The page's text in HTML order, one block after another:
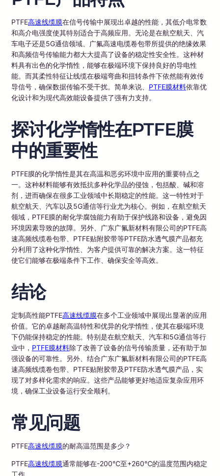
PTFE高速线缆膜在信号传输中展现出卓越的性能，其低介电常数
和高介电强度使其特别适合于高频应用。无论是在航空航天、汽
车电子还是5G通信领域、广氟高速电缆卷包带所提供的绝缘效果
和高频信号传输能力都大大提高了设备的稳定性安全性。这种材
料具有出色的化学惰性，能够在极端环境下保持良好的导电性
能。而其柔性特征让线缆在极端弯曲和扭转条件下依然能有效传
导信号，确保数据传输不受干扰。简单来说、 PTFE膜材料依靠优
化设计和为现代高效能设备提供了强有力支持。
探讨化学惰性在PTFE膜
中的重要性
PTFE膜的化学惰性是其在高温和恶劣环境中应用的重要特点之
一。这种材料能够有效抵抗多种化学品的侵蚀，包括酸、碱和溶
剂，进而确保在很多工业领域中长期稳定的性能。这一特性对于
航空航天、汽车以及5G通信等行业尤为核心。例如，在航空航天
领域，PTFE膜的耐化学腐蚀能力有助于保护线路和设备，避免因
环境因素导致的故障。另外、广东广氟新材料有限公司的PTFE高
速高频线缆卷包带、PTFE贴附胶带等PTFE防水透气膜产品都充
分利用了这种化学惰性、为客户提供可靠的解决方案。这一特征
使它们能够在极端条件下工作、确保安全等高效。
结论
定制高性能PTFE高速线缆膜在多个工业领域中展现出显著的应用
价值。它的卓越耐高温特性和优异的化学惰性，使其在极端环境
下仍能保持稳定的性能。特别是在航空航天、汽车和5G通信等行
业中， PTFE膜材料除了改善了设备的信号传输质量，还有助于加
强设备的可靠性。另外、结合广东广氟新材料有限公司的PTFE高
速高频线缆卷包带、PTFE贴附胶带及PTFE防水透气膜产品，实
现了对多样化需求的响应。这些产品能够更好地适应复杂应用环
境，确保工业设备运行安全顺利。
常见问题
PTFE高速线缆膜的耐高温范围是多少？
PTFE高速线缆膜通常能够在-200℃至+260℃的温度范围内稳定
工作。